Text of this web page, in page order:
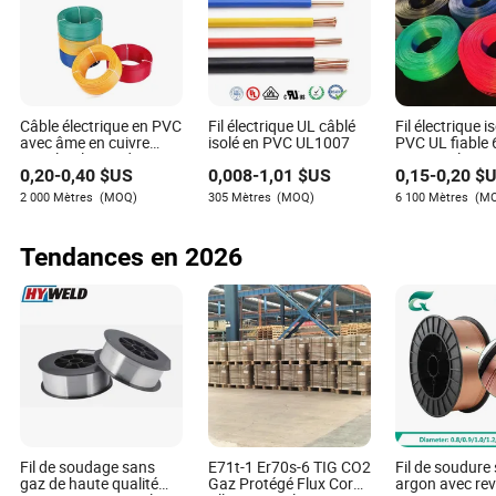
FAQs
Q : Comment savoir quel fil de soudage est adapté à
mon projet ?
R : Commencez par considérer votre matériau de base, le
type de processus de soudage que vous utilisez et les
facteurs environnementaux auxquels la soudure finie sera
confrontée.
R : Non, une fois le fil de soudage utilisé, il ne peut pas être
réutilisé. Assurez-vous de calculer avec précision les
besoins de votre projet pour éviter le gaspillage.
Q : Comment le fil de soudage doit-il être stocké ?
R : Stockez le fil de soudage dans un environnement sec
et contrôlé pour éviter l'absorption d'humidité, ce qui peut
entraîner de la rouille et des défauts de soudure.
Câble électrique en PVC
avec âme en cuivre
pour l'isolation des
bâtiments, fil électrique
flexible
0,20-0,40 $US
2 000 Mètres (MOQ)
Fil électrique UL câblé
isolé en PVC UL1007
0,008-1,01 $US
305 Mètres (MOQ)
Fil électrique
PVC UL fiable
1015 rouleau
0,15-0,20
6 100 Mètres
Tendances en 2026
Fil de soudage sans
gaz de haute qualité
E71t-1 Er70s-6 TIG CO2
Gaz Protégé Flux Cored
Fil de soudure
argon avec